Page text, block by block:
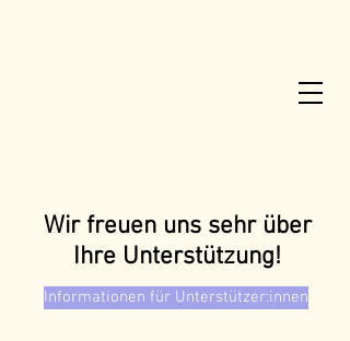
Wir freuen uns sehr über
Ihre Unterstützung!
Informationen für Unterstützer:innen